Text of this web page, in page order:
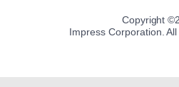
Copyright ©
Impress Corporation.